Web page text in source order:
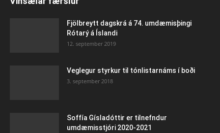
Fjölbreytt dagskrá á 74. umdæmisþingi
Rótarý á Íslandi
12. september 2019
Veglegur styrkur til tónlistarnáms í boði
3. september 2018
Soffía Gísladóttir er tilnefndur
umdæmisstjóri 2020-2021